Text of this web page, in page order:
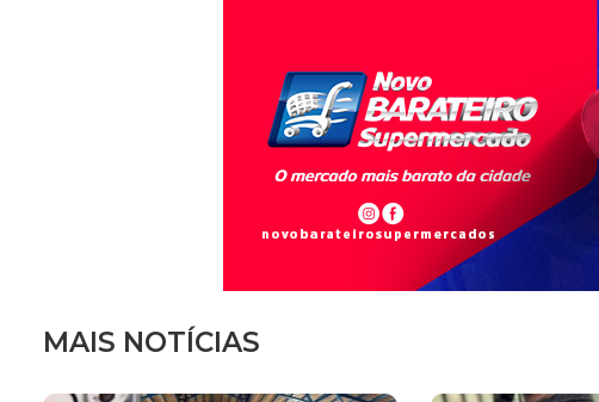
MAIS NOTÍCIAS